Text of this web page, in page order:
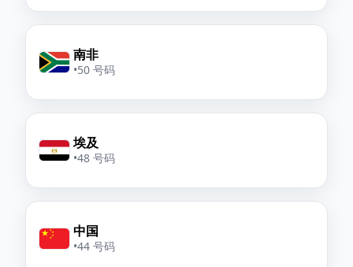
南非
•50 号码
埃及
•48 号码
中国
•44 号码